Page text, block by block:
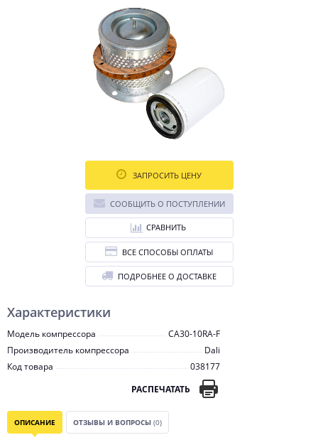
Характеристики
Модель компрессора
CA30-10RA-F
Производитель компрессора
Dali
Код товара
038177
РАСПЕЧАТАТЬ
ЗАПРОСИТЬ ЦЕНУ
СООБЩИТЬ О ПОСТУПЛЕНИИ
СРАВНИТЬ
ВСЕ СПОСОБЫ ОПЛАТЫ
ПОДРОБНЕЕ О ДОСТАВКЕ
ОПИСАНИЕ ОТЗЫВЫ И ВОПРОСЫ (0)